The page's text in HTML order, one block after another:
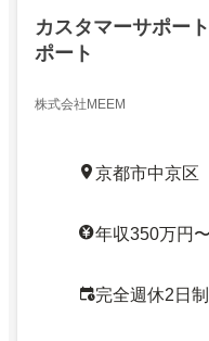
カスタマーサポー
ポート
株式会社MEEM
京都市中京区
年収350万円
完全週休2日制